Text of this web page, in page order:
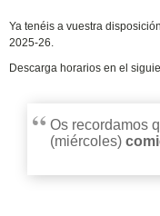
Ya tenéis a vuestra
2025-26.
Descarga horarios en el
Os recordamos
(miércoles)